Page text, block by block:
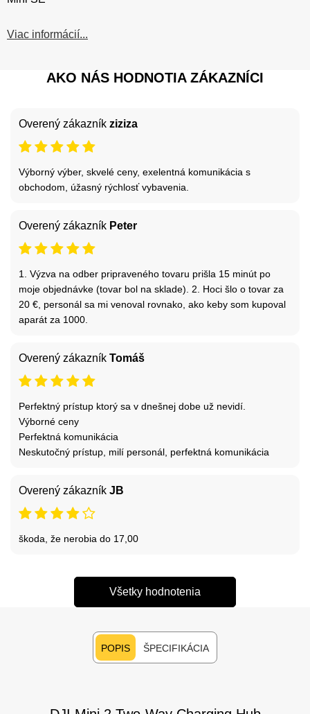
Viac informácií...
AKO NÁS HODNOTIA ZÁKAZNÍCI
Overený zákazník ziziza
Výborný výber, skvelé ceny, exelentná komunikácia s
obchodom, úžasný rýchlosť vybavenia.
Overený zákazník Peter
1. Výzva na odber pripraveného tovaru prišla 15 minút po
moje objednávke (tovar bol na sklade). 2. Hoci šlo o tovar za
20 €, personál sa mi venoval rovnako, ako keby som kupoval
aparát za 1000.
Overený zákazník Tomáš
Perfektný prístup ktorý sa v dnešnej dobe už nevidí.
Výborné ceny
Perfektná komunikácia
Neskutočný prístup, milí personál, perfektná komunikácia
Overený zákazník JB
škoda, že nerobia do 17,00
Všetky hodnotenia
POPIS ŠPECIFIKÁCIA